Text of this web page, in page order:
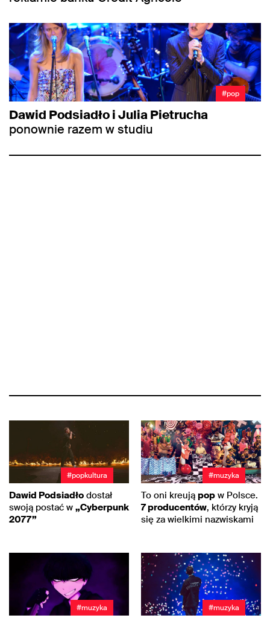
#pop
Dawid Podsiadło i Julia Pietrucha
ponownie razem w studiu
#popkultura
Dawid Podsiadło dostał
swoją postać w „Cyberpunk
2077”
#muzyka
To oni kreują pop w Polsce.
7 producentów, którzy kryją
się za wielkimi nazwiskami
#muzyka #muzyka